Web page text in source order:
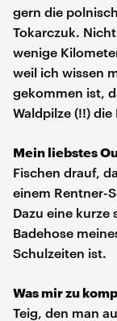
gern die
Tokarczuk.
wenige
weil ich wissen
gekommen ist,
Waldpilze (!!)
Mein liebstes
Fischen drauf,
einem Rentner-
Dazu eine kurze
Badehose
Schulzeiten ist.
Was mir zu
Teig, den man